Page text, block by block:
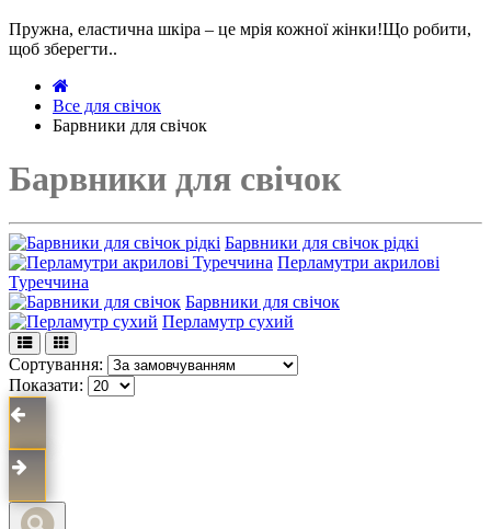
Пружна, еластична шкіра – це мрія кожної жінки!Що робити,
щоб зберегти..
Все для свічок
Барвники для свічок
Барвники для свічок
Барвники для свічок рідкі
Перламутри акрилові
Туреччина
Барвники для свічок
Перламутр сухий
Сортування:
Показати: